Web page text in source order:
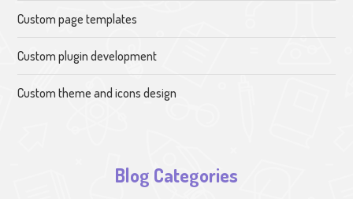
Custom page templates
Custom plugin development
Custom theme and icons design
Blog Categories